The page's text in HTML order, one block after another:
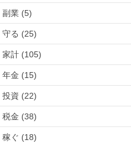
副業 (5)
守る (25)
家計 (105)
年金 (15)
投資 (22)
税金 (38)
稼ぐ (18)